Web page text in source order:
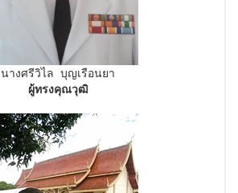
นางศรีวิไล บุญเรือนยา
ผู้ทรงคุณวุฒิ